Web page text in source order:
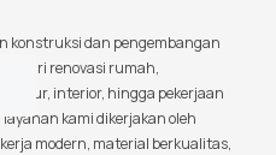
konstruksi dan pengembangan
dari renovasi rumah,
interior, hingga pekerjaan
kami dikerjakan oleh
modern, material berkualitas,